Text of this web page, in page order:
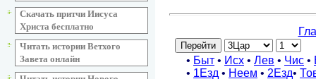
Скачать притчи Иисуса
Христа бесплатно
Читать истории Ветхого
Завета онлайн